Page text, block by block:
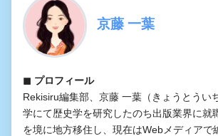
京藤 一葉
◼︎ プロフィール
Rekisiru編集部、京藤 一葉（きょうとうい
学にて歴史学を研究したのち出版業界に就
を境に地方移住し、現在はWebメディアで